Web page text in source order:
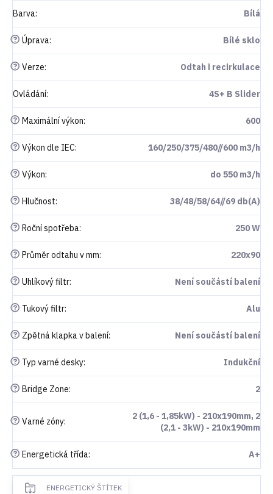
Barva: Bílá
? Úprava: Bílé sklo
? Verze: Odtah i recirkulace
Ovládání: 4S+ B Slider
? Maximální výkon: 600
? Výkon dle IEC: 160/250/375/480//600 m3/h
? Výkon: do 550 m3/h
? Hlučnost: 38/48/58/64//69 db(A)
? Roční spotřeba: 250 W
? Průměr odtahu v mm: 220x90
? Uhlíkový filtr: Není součástí balení
? Tukový filtr: Alu
? Zpětná klapka v balení: Není součástí balení
? Typ varné desky: Indukční
? Bridge Zone: 2
? Varné zóny:
2 (1,6 - 1,85kW) - 210x190mm, 2
(2,1 - 3kW) - 210x190mm
? Energetická třída: A+
ENERGETICKÝ ŠTÍTEK